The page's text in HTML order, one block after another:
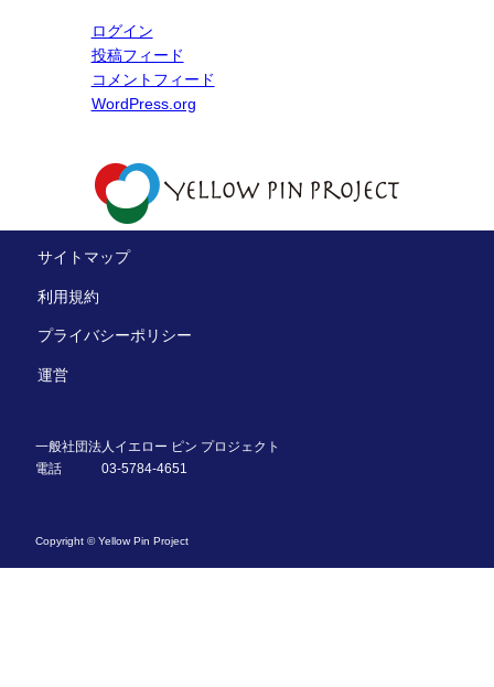
ログイン
投稿フィード
コメントフィード
WordPress.org
サイトマップ
利用規約
プライバシーポリシー
運営
一般社団法人イエロー ピン プロジェクト
電話
03-5784-4651
Copyright © Yellow Pin Project